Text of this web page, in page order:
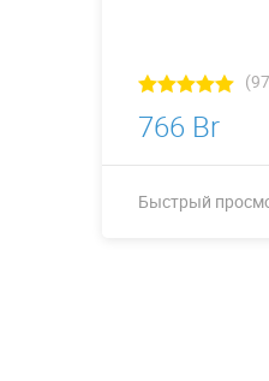
766 Br
Быстрый